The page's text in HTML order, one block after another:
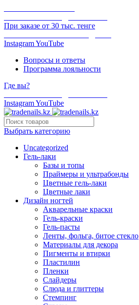
При заказе от 30 тыс. тенге
InstagramYouTube
Вопросы и ответы
Программа лояльности
Где вы?
InstagramYouTube
Выбрать категорию
Uncategorized
Гель-лаки
Базы и топы
Праймеры и ультрабонды
Цветные гель-лаки
Цветные лаки
Дизайн ногтей
Акварельные краски
Гель-краски
Гель-пасты
Ленты, фольга, битое стекло
Материалы для декора
Пигменты и втирки
Пластилин
Пленки
Слайдеры
Слюда и глиттеры
Стемпинг